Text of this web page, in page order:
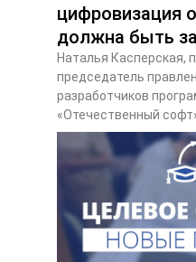
цифровизация
должна быть
Наталья Касперская,
председатель
разработчиков
«Отечественный